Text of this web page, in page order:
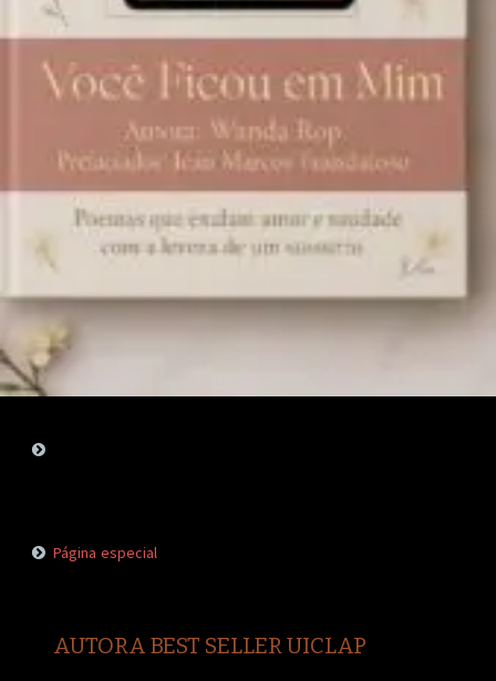
Página especial
AUTORA BEST SELLER UICLAP